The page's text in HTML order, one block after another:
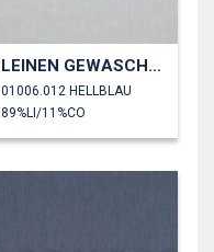
LEINEN GEWASCHEN 170 GM2
01006.012 HELLBLAU
89%LI/11%CO